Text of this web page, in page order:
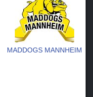
MADDOGS MANNHEIM